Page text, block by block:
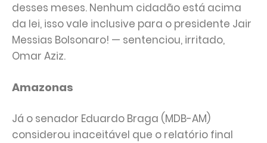
desses meses. Nenhum cidadão está acima
da lei, isso vale inclusive para o presidente Jair
Messias Bolsonaro! — sentenciou, irritado,
Omar Aziz.
Amazonas
Já o senador Eduardo Braga (MDB-AM)
considerou inaceitável que o relatório final